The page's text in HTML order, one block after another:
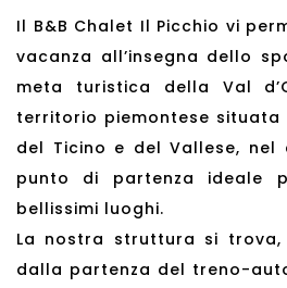
Il B&B Chalet Il Picchio vi
vacanza all’insegna dello
meta turistica della Val
territorio piemontese situata
del Ticino e del Vallese, nel
punto di partenza ideale
bellissimi luoghi.
La nostra struttura si
dalla partenza del treno-